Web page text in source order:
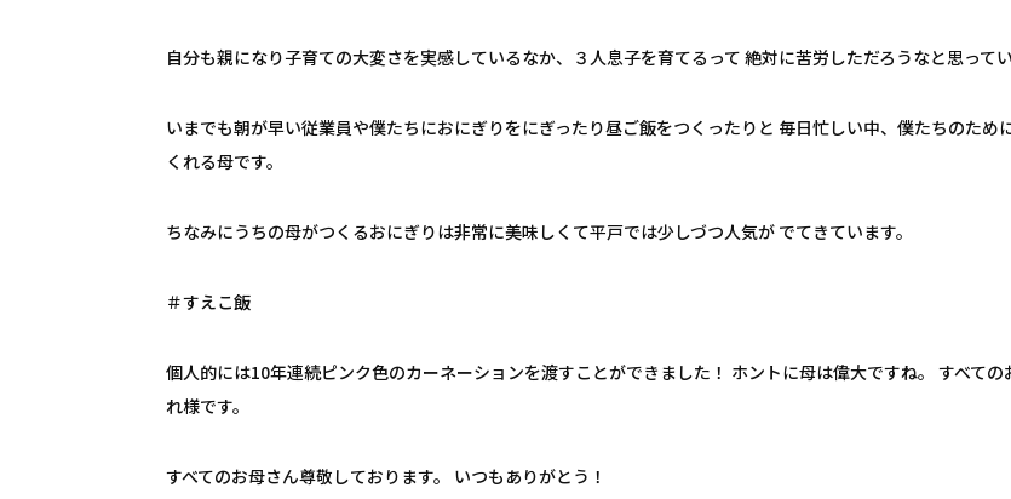
自分も親になり子育ての大変さを実感しているなか、３人息子を育てるって 絶対に苦労しただろうなと思ってい
いまでも朝が早い従業員や僕たちにおにぎりをにぎったり昼ご飯をつくったりと 毎日忙しい中、僕たちのため
くれる母です。
ちなみにうちの母がつくるおにぎりは非常に美味しくて平戸では少しづつ人気が でてきています。
＃すえこ飯
個人的には10年連続ピンク色のカーネーションを渡すことができました！ ホントに母は偉大ですね。 すべての
れ様です。
すべてのお母さん尊敬しております。 いつもありがとう！